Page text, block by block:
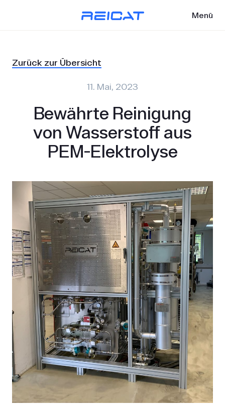
Menü
Zurück zur Übersicht
11. Mai, 2023
Bewährte Reinigung
von Wasserstoff aus
PEM-Elektrolyse